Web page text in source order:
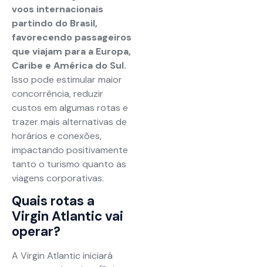
voos internacionais
partindo do Brasil,
favorecendo passageiros
que viajam para a Europa,
Caribe e América do Sul.
Isso pode estimular maior
concorrência, reduzir
custos em algumas rotas e
trazer mais alternativas de
horários e conexões,
impactando positivamente
tanto o turismo quanto as
viagens corporativas.
Quais rotas a
Virgin Atlantic vai
operar?
A Virgin Atlantic iniciará